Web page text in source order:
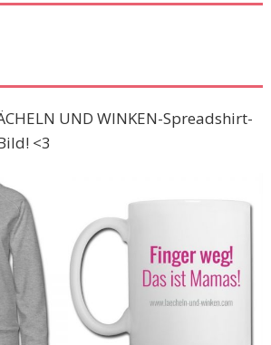
UND WINKEN-Spreadshirt-
<3